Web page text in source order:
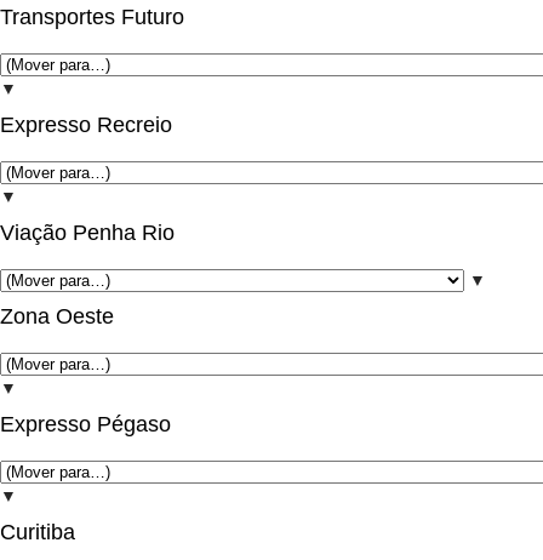
Transportes Futuro
▼
Expresso Recreio
▼
Viação Penha Rio
▼
Zona Oeste
▼
Expresso Pégaso
▼
Curitiba